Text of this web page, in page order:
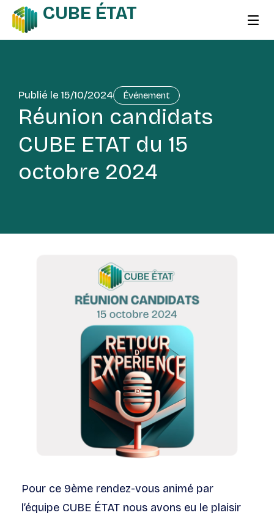
CUBE ÉTAT
Publié le 15/10/2024 Événement
Réunion candidats
CUBE ETAT du 15
octobre 2024
Pour ce 9ème rendez-vous animé par
l’équipe CUBE ÉTAT nous avons eu le plaisir